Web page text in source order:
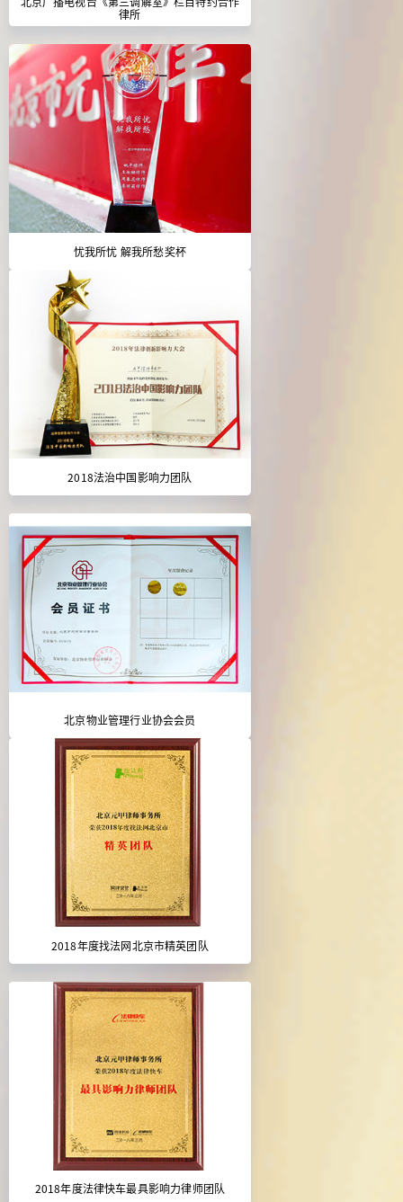
律所
忧我所忧 解我所愁奖杯
2018法治中国影响力团队
北京物业管理行业协会会员
2018年度找法网北京市精英团队
2018年度法律快车最具影响力律师团队